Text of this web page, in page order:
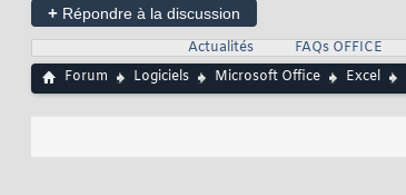
+ Répondre à la discussion
Actualités FAQs OFFICE
Forum
Logiciels Microsoft Office Excel